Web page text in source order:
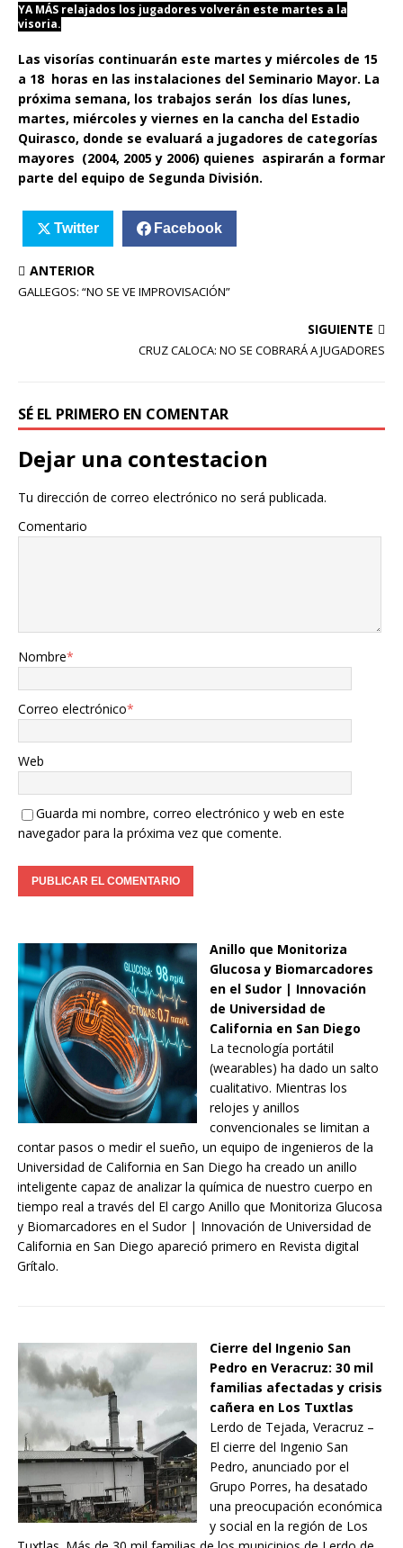
YA MÁS relajados los jugadores volverán este martes a la
visoria.
Las visorías continuarán este martes y miércoles de 15
a 18 horas en las instalaciones del Seminario Mayor. La
próxima semana, los trabajos serán los días lunes,
martes, miércoles y viernes en la cancha del Estadio
Quirasco, donde se evaluará a jugadores de categorías
mayores (2004, 2005 y 2006) quienes aspirarán a formar
parte del equipo de Segunda División.
Twitter Facebook
ANTERIOR
GALLEGOS: “NO SE VE IMPROVISACIÓN”
SIGUIENTE
CRUZ CALOCA: NO SE COBRARÁ A JUGADORES
SÉ EL PRIMERO EN COMENTAR
Dejar una contestacion
Tu dirección de correo electrónico no será publicada.
Comentario
Nombre*
Correo electrónico*
Web
Guarda mi nombre, correo electrónico y web en este
navegador para la próxima vez que comente.
Anillo que Monitoriza
Glucosa y Biomarcadores
en el Sudor | Innovación
de Universidad de
California en San Diego
La tecnología portátil
(wearables) ha dado un salto
cualitativo. Mientras los
relojes y anillos
convencionales se limitan a
contar pasos o medir el sueño, un equipo de ingenieros de la
Universidad de California en San Diego ha creado un anillo
inteligente capaz de analizar la química de nuestro cuerpo en
tiempo real a través del El cargo Anillo que Monitoriza Glucosa
y Biomarcadores en el Sudor | Innovación de Universidad de
California en San Diego apareció primero en Revista digital
Grítalo.
Cierre del Ingenio San
Pedro en Veracruz: 30 mil
familias afectadas y crisis
cañera en Los Tuxtlas
Lerdo de Tejada, Veracruz –
El cierre del Ingenio San
Pedro, anunciado por el
Grupo Porres, ha desatado
una preocupación económica
y social en la región de Los